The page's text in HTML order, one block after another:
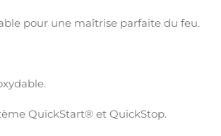
pour une maîtrise parfaite du feu.
QuickStart® et QuickStop.